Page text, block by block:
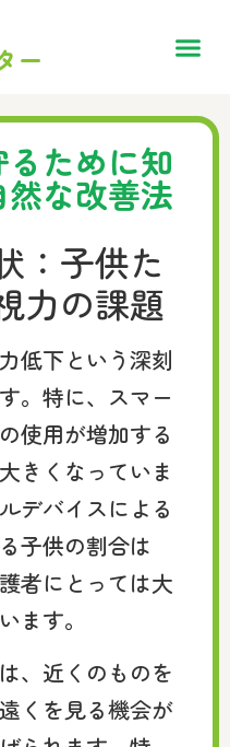
ー
ために知
な改善法
：子供た
力の課題
低下という深刻
。特に、スマー
使用が増加する
きくなっていま
デバイスによる
子供の割合は
者にとっては大
ます。
、近くのものを
くを見る機会が